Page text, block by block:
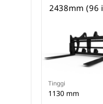
2438mm (96
Tinggi
1130 mm